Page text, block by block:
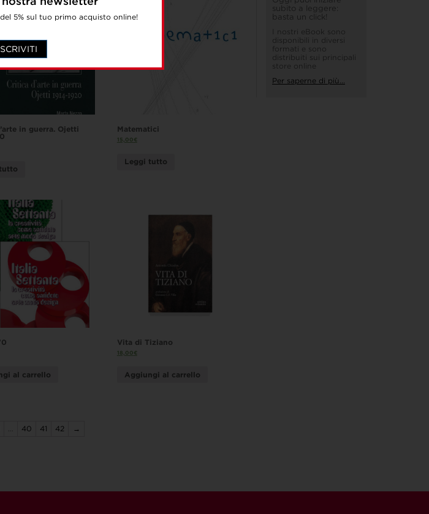
5% sul tuo primo acquisto online!
in guerra. Ojetti
Matematici
15,00€
Leggi tutto
al carrello
Vita di Tiziano
18,00€
Aggiungi al carrello
… 40 41 42 →
subito a leggere:
basta un click!
I nostri eBook sono
disponibili in diversi
formati e sono
distribuiti sui principali
store online
Per saperne di più...